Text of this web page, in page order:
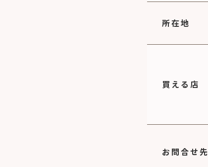
所在地
買える店
お問合せ先